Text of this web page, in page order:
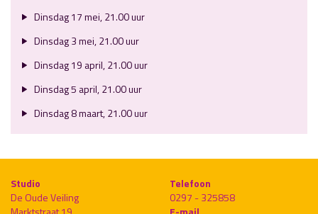
Dinsdag 17 mei, 21.00 uur
Dinsdag 3 mei, 21.00 uur
Dinsdag 19 april, 21.00 uur
Dinsdag 5 april, 21.00 uur
Dinsdag 8 maart, 21.00 uur
Studio
De Oude Veiling
Telefoon
0297 - 325858